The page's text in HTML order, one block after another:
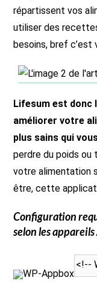
répartissent vos
utiliser des
besoins, bref c’est
Lifesum est donc
améliorer votre
plus sains qui
perdre du poids
votre alimentation
être, cette
Configuration
selon les
WP-Appbox